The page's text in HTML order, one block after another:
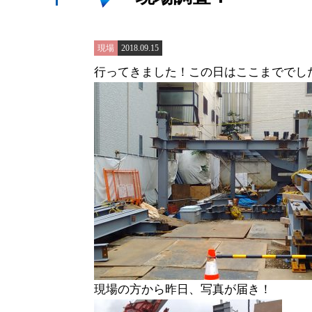
現場 2018.09.15
行ってきました！この日はここまででし
現場の方から昨日、写真が届き！